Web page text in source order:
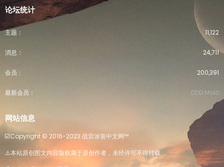
论坛统计
主题 11,122
消息 24,711
会员 200,391
最新会员 DDD.Molo
网站信息
☑️Copyright ©️ 2016-2023 战雷涂装中文网™️
⚠️本站原创图文内容版权属于原创作者，未经许可不得转载